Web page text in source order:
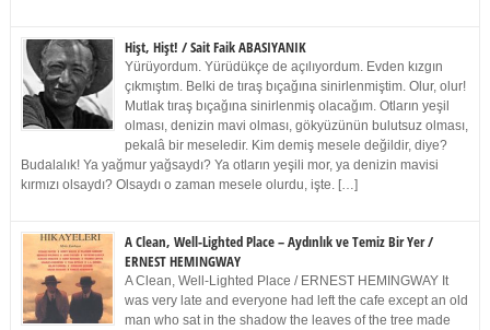
Hişt, Hişt! / Sait Faik ABASIYANIK
Yürüyordum. Yürüdükçe de açılıyordum. Evden kızgın
çıkmıştım. Belki de tıraş bıçağına sinirlenmiştim. Olur, olur!
Mutlak tıraş bıçağına sinirlenmiş olacağım. Otların yeşil
olması, denizin mavi olması, gökyüzünün bulutsuz olması,
pekalâ bir meseledir. Kim demiş mesele değildir, diye?
Budalalık! Ya yağmur yağsaydı? Ya otların yeşili mor, ya denizin mavisi
kırmızı olsaydı? Olsaydı o zaman mesele olurdu, işte. […]
A Clean, Well-Lighted Place – Aydınlık ve Temiz Bir Yer /
ERNEST HEMINGWAY
A Clean, Well-Lighted Place / ERNEST HEMINGWAY It
was very late and everyone had left the cafe except an old
man who sat in the shadow the leaves of the tree made